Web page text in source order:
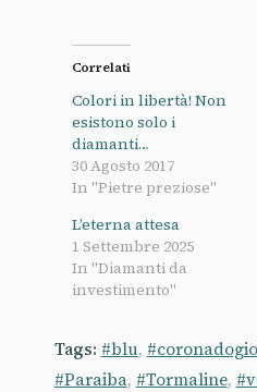
Correlati
Colori in libertà! Non
esistono solo i
diamanti…
30 Agosto 2017
In "Pietre preziose"
L’eterna attesa
1 Settembre 2025
In "Diamanti da
investimento"
Tags: #blu,
#Paraiba, #Tormaline,